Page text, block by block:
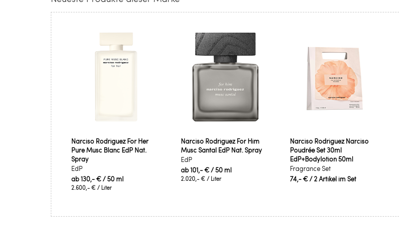
Narciso Rodriguez For Her
Pure Musc Blanc EdP Nat.
Spray
EdP
ab130,- €/ 50 ml
2.600,- € / Liter
Narciso Rodriguez For Him
Musc Santal EdP Nat. Spray
EdP
ab101,- €/ 50 ml
2.020,- €/ Liter
Narciso Rodriguez Narciso
Poudrée Set 30ml
EdP+Bodylotion 50ml
Fragrance Set
74,- €/ 2 Artikel im Set